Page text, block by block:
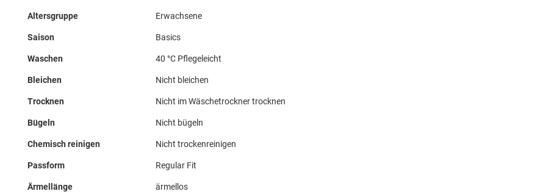
Altersgruppe Erwachsene
Saison Basics
Waschen 40 °C Pflegeleicht
Bleichen Nicht bleichen
Trocknen Nicht im Wäschetrockner trocknen
Bügeln Nicht bügeln
Chemisch reinigen Nicht trockenreinigen
Passform Regular Fit
Ärmellänge ärmellos